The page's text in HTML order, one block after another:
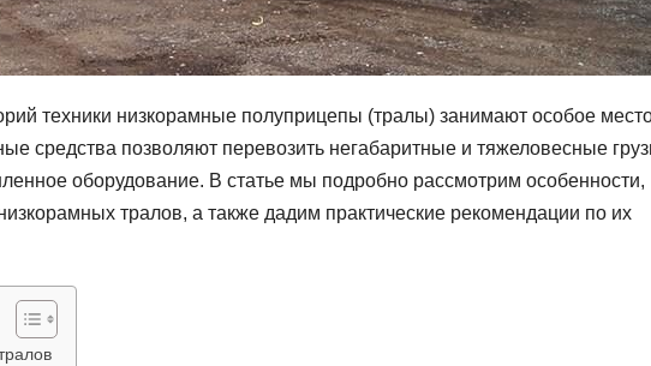
техники низкорамные полуприцепы (тралы) занимают особое
средства позволяют перевозить негабаритные и тяжеловесные
оборудование. В статье мы подробно рассмотрим особенности,
тралов, а также дадим практические рекомендации по их